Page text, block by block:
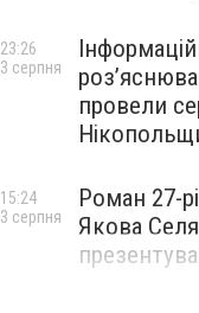
провели
23:26
3 серпня
Роман 27-
Якова
15:24
3 серпня